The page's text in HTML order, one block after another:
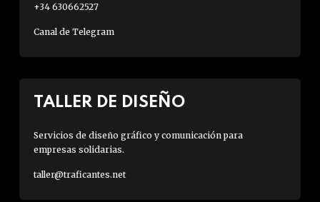
+34 630662527
Canal de Telegram
TALLER DE DISEÑO
Servicios de diseño gráfico y comunicación para
empresas solidarias.
taller@traficantes.net